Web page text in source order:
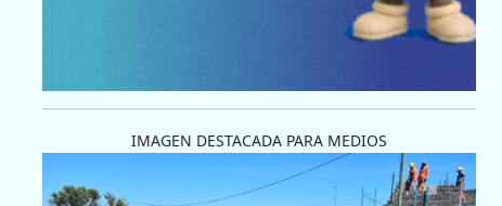
IMAGEN DESTACADA PARA MEDIOS